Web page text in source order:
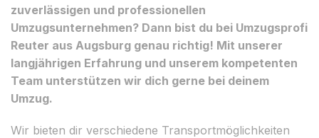
zuverlässigen und professionellen
Umzugsunternehmen? Dann bist du bei Umzugsprofi
Reuter aus Augsburg genau richtig! Mit unserer
langjährigen Erfahrung und unserem kompetenten
Team unterstützen wir dich gerne bei deinem
Umzug.
Wir bieten dir verschiedene Transportmöglichkeiten